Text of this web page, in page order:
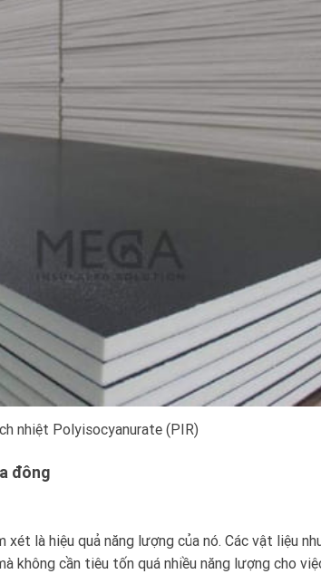
nhiệt Polyisocyanurate (PIR)
đông
xét là hiệu quả năng lượng của nó. Các vật liệu
không cần tiêu tốn quá nhiều năng lượng cho